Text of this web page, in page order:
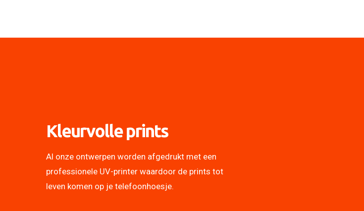
Kleurvolle prints
Al onze ontwerpen worden afgedrukt met een
professionele UV-printer waardoor de prints tot
leven komen op je telefoonhoesje.